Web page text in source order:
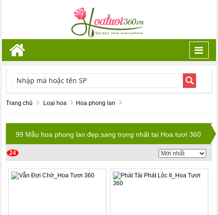
TÌM KIẾM
Trang chủ Loại hoa Hoa phong lan
99 Mẫu hoa phong lan đẹp,sang trọng nhất tại Hoa tươi 360
24